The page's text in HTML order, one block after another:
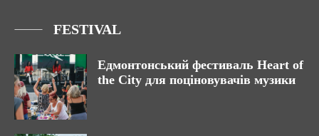
FESTIVAL
Едмонтонський фестиваль Heart of
the City для поціновувачів музики